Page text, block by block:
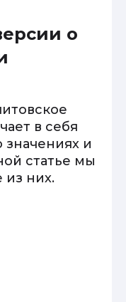
о
в себя
значениях и
статье мы
из них.